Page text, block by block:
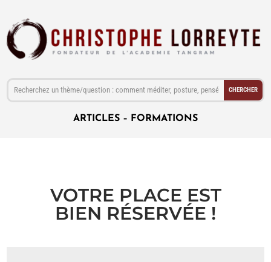
ARTICLES – FORMATIONS
VOTRE PLACE EST
BIEN RÉSERVÉE !